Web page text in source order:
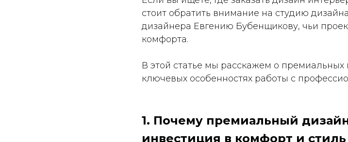
стоит обратить внимание на студию
дизайнера Евгению Бубенщикову, чьи
комфорта.
В этой статье мы расскажем о премиальных
ключевых особенностях работы с
1. Почему премиальный
инвестиция в комфорт и стиль